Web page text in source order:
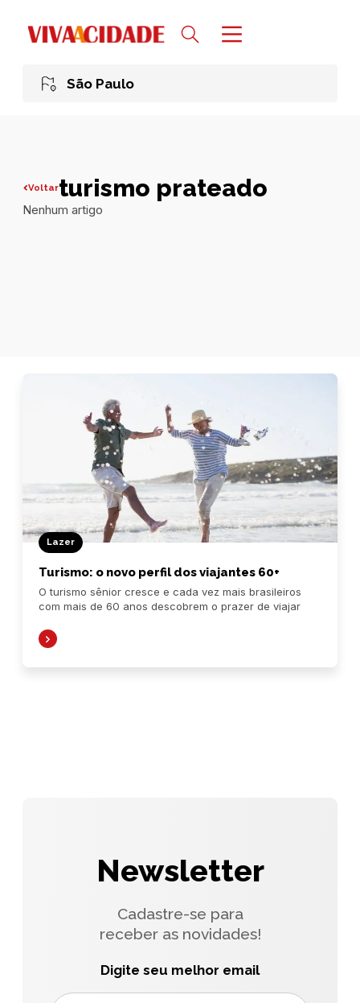
São Paulo
Voltarturismo prateado
Nenhum artigo
Lazer
Turismo: o novo perfil dos viajantes 60+
O turismo sênior cresce e cada vez mais brasileiros
com mais de 60 anos descobrem o prazer de viajar
Newsletter
Cadastre-se para
receber as novidades!
Digite seu melhor email